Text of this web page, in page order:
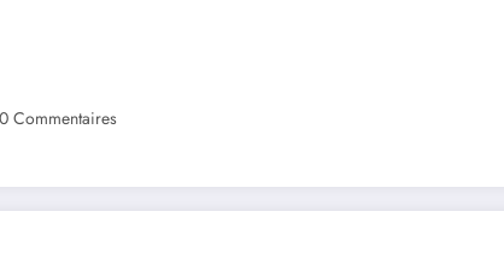
0 Commentaires